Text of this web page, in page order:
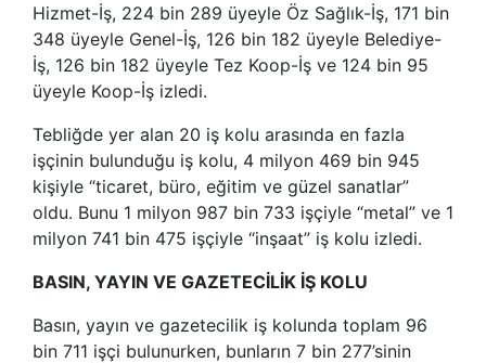
Hizmet-İş, 224 bin 289 üyeyle Öz Sağlık-İş, 171 bin
348 üyeyle Genel-İş, 126 bin 182 üyeyle Belediye-
İş, 126 bin 182 üyeyle Tez Koop-İş ve 124 bin 95
üyeyle Koop-İş izledi.
Tebliğde yer alan 20 iş kolu arasında en fazla
işçinin bulunduğu iş kolu, 4 milyon 469 bin 945
kişiyle “ticaret, büro, eğitim ve güzel sanatlar”
oldu. Bunu 1 milyon 987 bin 733 işçiyle “metal” ve 1
milyon 741 bin 475 işçiyle “inşaat” iş kolu izledi.
BASIN, YAYIN VE GAZETECİLİK İŞ KOLU
Basın, yayın ve gazetecilik iş kolunda toplam 96
bin 711 işçi bulunurken, bunların 7 bin 277’sinin